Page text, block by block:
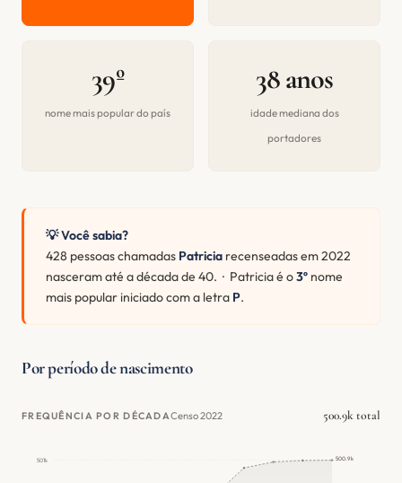
39º
nome mais popular do país
38 anos
idade mediana dos
portadores
💡 Você sabia?
428 pessoas chamadas Patricia recenseadas em 2022
nasceram até a década de 40. · Patricia é o3º nome
mais popular iniciado com a letra P.
Por período de nascimento
FREQUÊNCIA POR DÉCADACenso 2022 500.9k total
501k 500.9k